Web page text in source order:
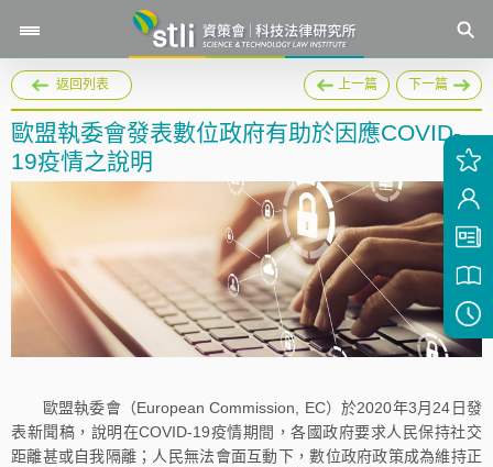
返回列表 上一篇 下一篇
歐盟執委會發表數位政府有助於因應COVID-
19疫情之說明
歐盟執委會（European Commission, EC）於2020年3月24日發
表新聞稿，說明在COVID-19疫情期間，各國政府要求人民保持社交
距離甚或自我隔離；人民無法會面互動下，數位政府政策成為維持正